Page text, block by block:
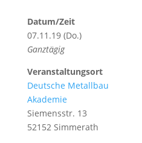
Datum/Zeit
07.11.19 (Do.)
Ganztägig
Veranstaltungsort
Deutsche Metallbau
Akademie
Siemensstr. 13
52152 Simmerath